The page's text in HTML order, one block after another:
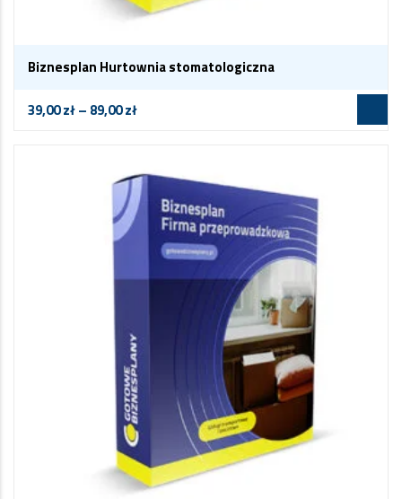
Biznesplan Hurtownia stomatologiczna
39,00zł– 89,00zł